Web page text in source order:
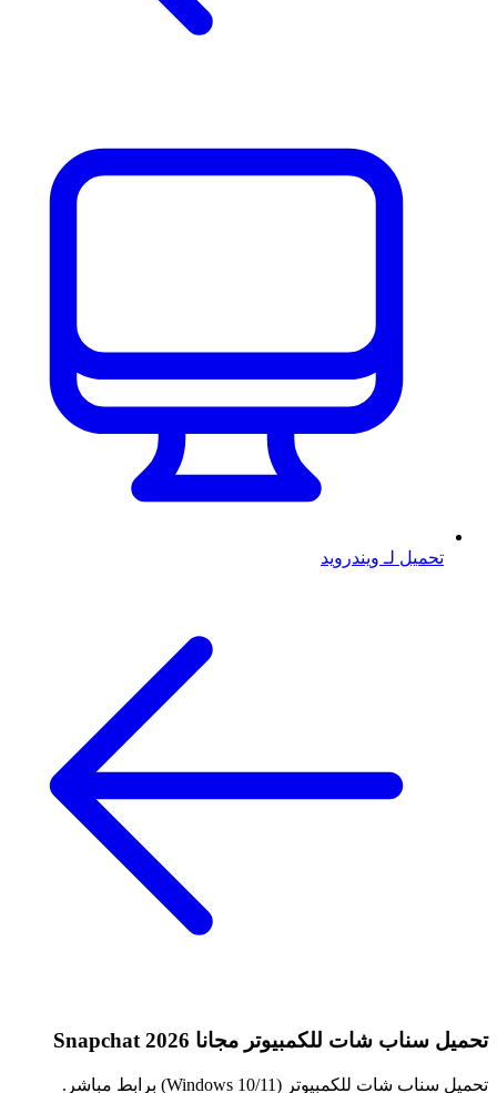
تحميل لـ ويندرويد
تحميل سناب شات للكمبيوتر مجانا 2026 Snapchat
تحميل سناب شات للكمبيوتر (Windows 10/11) برابط مباشر.